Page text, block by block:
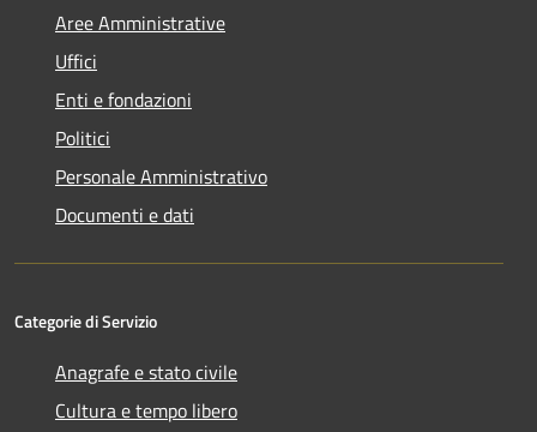
Aree Amministrative
Uffici
Enti e fondazioni
Politici
Personale Amministrativo
Documenti e dati
Categorie di Servizio
Anagrafe e stato civile
Cultura e tempo libero